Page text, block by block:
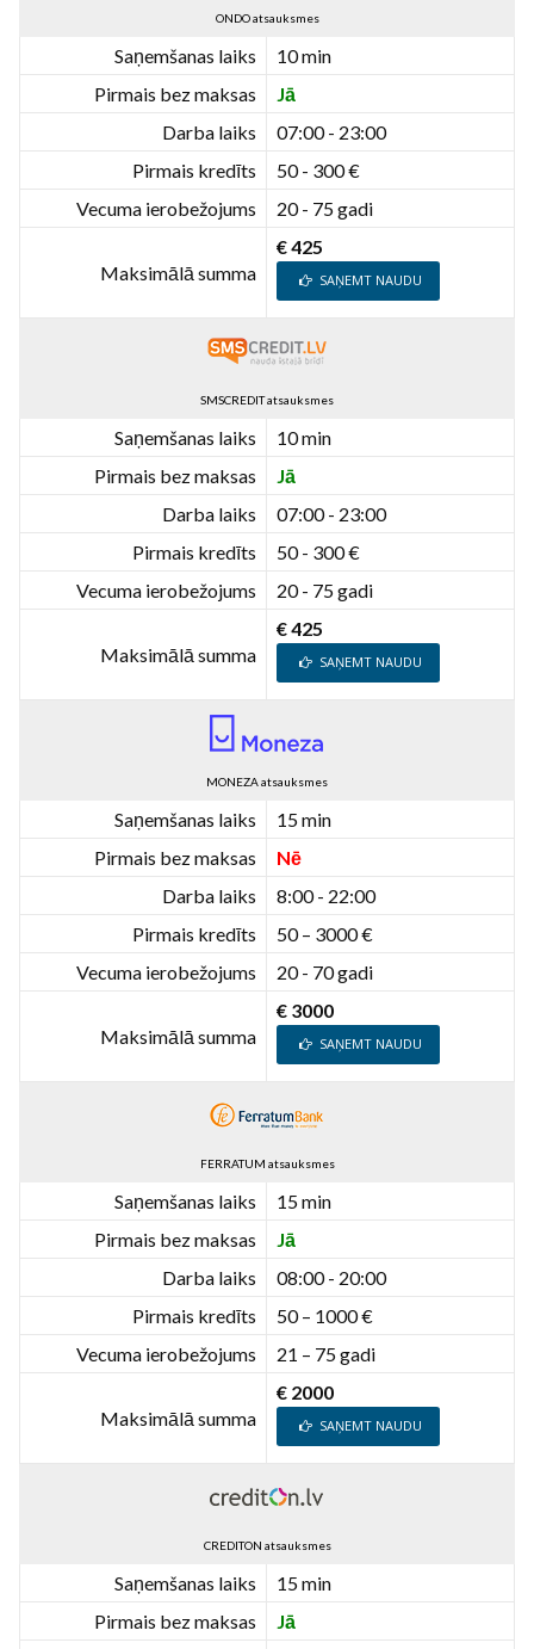
ONDO atsauksmes
Saņemšanas laiks
10 min
Pirmais bez maksas
Jā
Darba laiks
07:00 - 23:00
Pirmais kredīts
50 - 300 €
Vecuma ierobežojums
20 - 75 gadi
Maksimālā summa
€ 425
SAŅEMT NAUDU
SMSCREDIT atsauksmes
Saņemšanas laiks
10 min
Pirmais bez maksas
Jā
Darba laiks
07:00 - 23:00
Pirmais kredīts
50 - 300 €
Vecuma ierobežojums
20 - 75 gadi
Maksimālā summa
€ 425
SAŅEMT NAUDU
MONEZA atsauksmes
Saņemšanas laiks
15 min
Pirmais bez maksas
Nē
Darba laiks
8:00 - 22:00
Pirmais kredīts
50 – 3000 €
Vecuma ierobežojums
20 - 70 gadi
Maksimālā summa
€ 3000
SAŅEMT NAUDU
FERRATUM atsauksmes
Saņemšanas laiks
15 min
Pirmais bez maksas
Jā
Darba laiks
08:00 - 20:00
Pirmais kredīts
50 – 1000 €
Vecuma ierobežojums
21 – 75 gadi
Maksimālā summa
€ 2000
SAŅEMT NAUDU
CREDITON atsauksmes
Saņemšanas laiks
15 min
Pirmais bez maksas
Jā